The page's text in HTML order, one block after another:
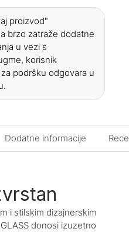
proizvod"
brzo zatraže dodatne
u vezi s
korisnik
podršku odgovara u
Dodatne informacije
i stilskim dizajnerskim
donosi izuzetno